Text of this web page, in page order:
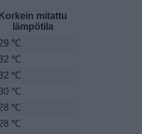
Korkein mitattu
lämpötila
℃
℃
℃
℃
℃
℃